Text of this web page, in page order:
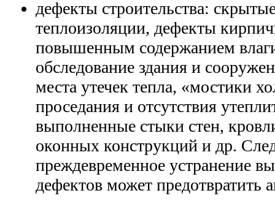
дефекты строительства:
теплоизоляции, дефекты
повышенным содержанием
обследование здания и
места утечек тепла, «мостики
проседания и отсутствия
выполненные стыки стен,
оконных конструкций и др.
преждевременное устранение
дефектов может предотвратить